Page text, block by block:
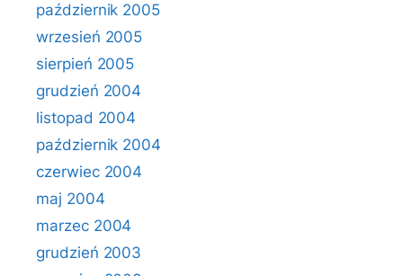
październik 2005
wrzesień 2005
sierpień 2005
grudzień 2004
listopad 2004
październik 2004
czerwiec 2004
maj 2004
marzec 2004
grudzień 2003